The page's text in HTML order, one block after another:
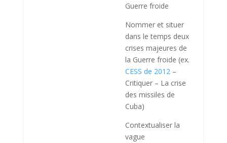
Guerre froide
Nommer et situer
dans le temps deux
crises majeures de
la Guerre froide (ex.
CESS de 2012–
Critiquer – La crise
des missiles de
Cuba)
Contextualiser la
vague